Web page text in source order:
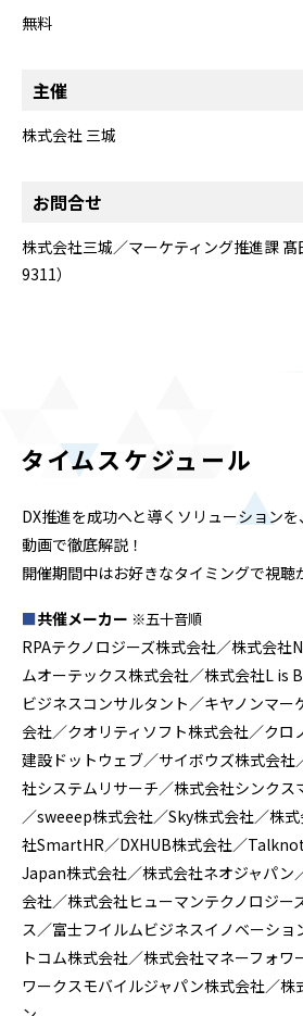
無料
主催
株式会社 三城
お問合せ
株式会社三城／マーケティング推進課
9311）
タイムスケジュール
DX推進を成功へと導くソリューション
動画で徹底解説！
開催期間中はお好きなタイミングで視聴
■共催メーカー ※五十音順
RPAテクノロジーズ株式会社／株式会社
ムオーテックス株式会社／株式会社L is
ビジネスコンサルタント／キヤノンマー
会社／クオリティソフト株式会社／クロ
建設ドットウェブ／サイボウズ株式会社
社システムリサーチ／株式会社シンク
／sweeep株式会社／Sky株式会社／株
社SmartHR／DXHUB株式会社／
Japan株式会社／株式会社ネオジャパン
会社／株式会社ヒューマンテクノロジー
ス／富士フイルムビジネスイノベーショ
トコム株式会社／株式会社マネーフォ
ワークスモバイルジャパン株式会社／株